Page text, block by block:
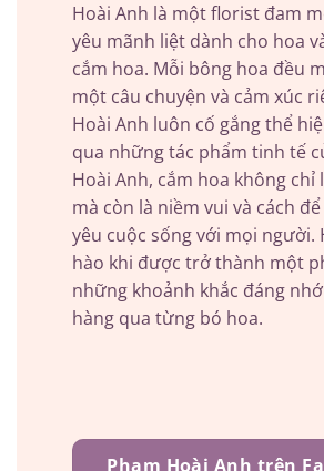
Hoài Anh là một florist đam
yêu mãnh liệt dành cho hoa
cắm hoa. Mỗi bông hoa đều
một câu chuyện và cảm xúc
Hoài Anh luôn cố gắng thể
qua những tác phẩm tinh tế
Hoài Anh, cắm hoa không chỉ
mà còn là niềm vui và cách
yêu cuộc sống với mọi người.
hào khi được trở thành một
những khoảnh khắc đáng
hàng qua từng bó hoa.
Phạm Hoài Anh trên